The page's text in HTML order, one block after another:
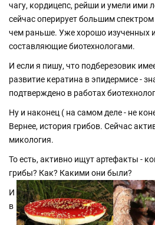
чагу, кордицепс, рейши и умели ими
сейчас оперирует большим
чем раньше. Уже хорошо изученных
составляющие биотехнологами.
И если я пишу, что подберезовик
развитие кератина в эпидермисе -
подтверждено в работах
Ну и наконец ( на самом деле - не
Вернее, история грибов. Сейчас
микология.
То есть, активно ищут артефакты -
грибы? Как? Какими они были?
И
в